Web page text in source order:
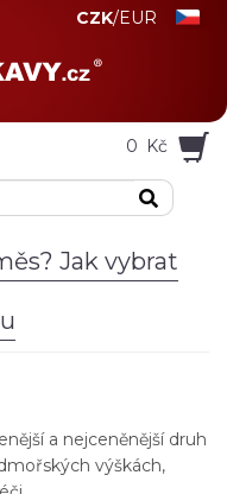
CZK/EUR
0 Kč
Jak vybrat
a nejceněnější druh
výškách,